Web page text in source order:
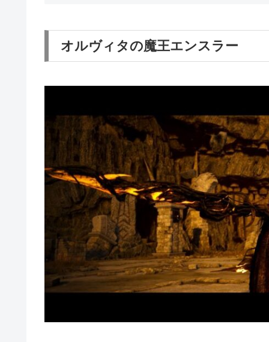
オルヴィタの魔王エンスラー